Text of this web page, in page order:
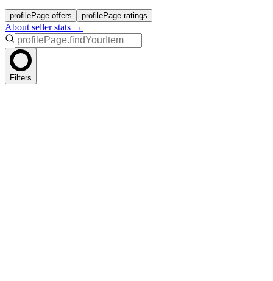
profilePage.offers profilePage.ratings
About seller stats →
Filters